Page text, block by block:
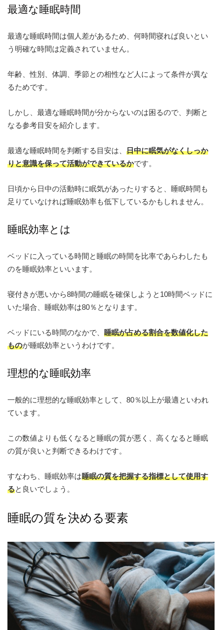
最適な睡眠時間
最適な睡眠時間は個人差があるため、何時間寝れば良いとい
う明確な時間は定義されていません。
年齢、性別、体調、季節との相性など人によって条件が異な
るためです。
しかし、最適な睡眠時間が分からないのは困るので、判断と
なる参考目安を紹介します。
最適な睡眠時間を判断する目安は、 日中に眠気がなくしっか
りと意識を保って活動ができているかです。
日頃から日中の活動時に眠気があったりすると、睡眠時間も
足りていなければ睡眠効率も低下しているかもしれません。
睡眠効率とは
ベッドに入っている時間と睡眠の時間を比率であらわしたも
のを睡眠効率といいます。
寝付きが悪いから8時間の睡眠を確保しようと10時間ベッドに
いた場合、睡眠効率は80％となります。
ベッドにいる時間のなかで、 睡眠が占める割合を数値化した
ものが睡眠効率というわけです。
理想的な睡眠効率
一般的に理想的な睡眠効率として、80％以上が最適といわれ
ています。
この数値よりも低くなると睡眠の質が悪く、高くなると睡眠
の質が良いと判断できるわけです。
すなわち、睡眠効率は睡眠の質を把握する指標として使用す
ると良いでしょう。
睡眠の質を決める要素